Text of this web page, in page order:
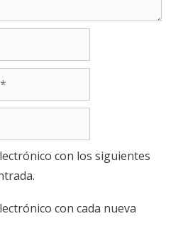
con los siguientes
con cada nueva